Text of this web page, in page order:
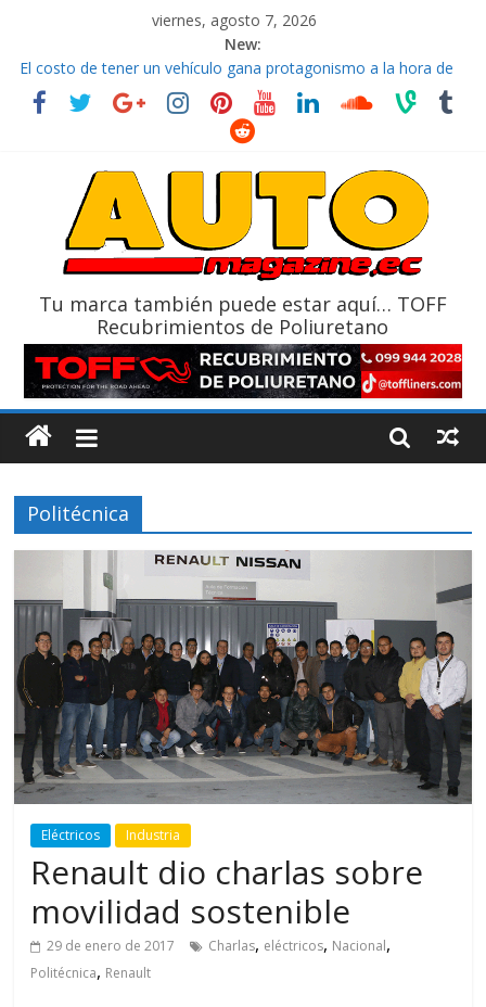
viernes, agosto 7, 2026
New:
El costo de tener un vehículo gana protagonismo a la hora de
decidir
Ultima película ‘Spider‑Man: Brand New Day’ pone en escena a
La Vuelta al Ecuador 2026, edición 47ª, recorre 7 provincias en 8
La FEDAK recibe 12 Sinotruk Bolden para cubrir las rutas de La
Tu marca también puede estar aquí… TOFF
Recubrimientos de Poliuretano
Politécnica
Eléctricos Industria
Renault dio charlas sobre
movilidad sostenible
29 de enero de 2017 Charlas, eléctricos, Nacional,
Politécnica, Renault